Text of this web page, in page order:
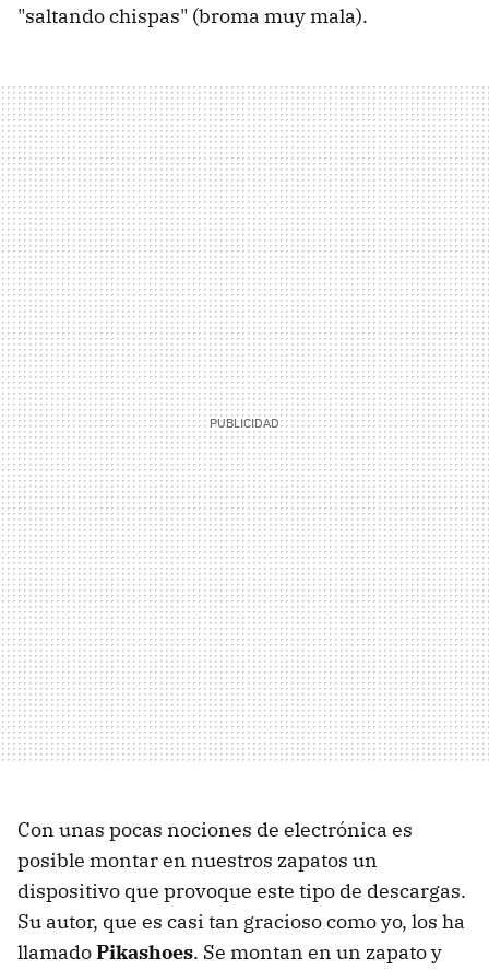
"saltando chispas" (broma muy mala).
Con unas pocas nociones de electrónica es
posible montar en nuestros zapatos un
dispositivo que provoque este tipo de descargas.
Su autor, que es casi tan gracioso como yo, los ha
llamadoPikashoes. Se montan en un zapato y